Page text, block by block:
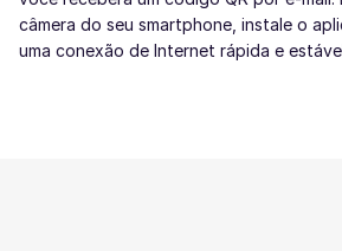
câmera do seu smartphone, instale o
uma conexão de Internet rápida e